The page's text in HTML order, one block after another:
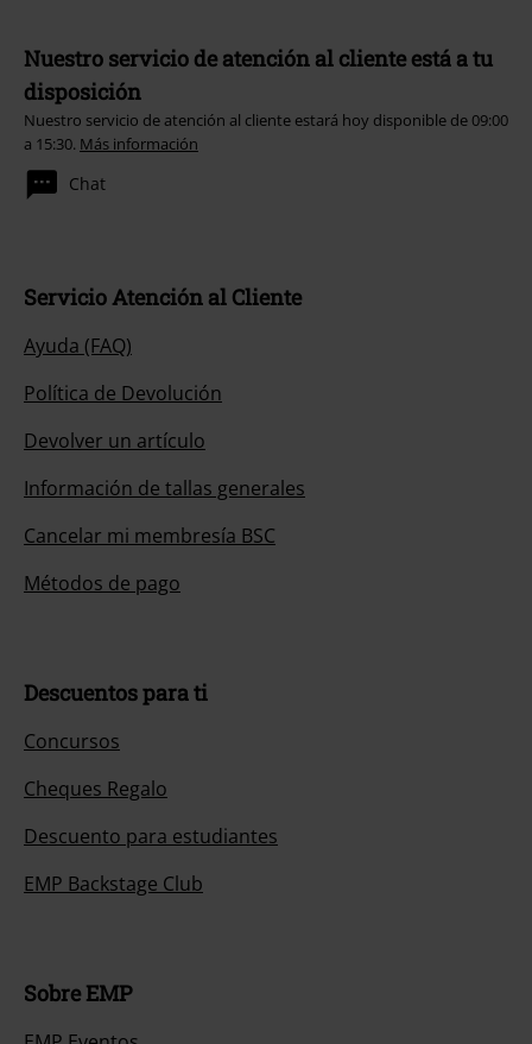
Nuestro servicio de atención al cliente está a tu
disposición
Nuestro servicio de atención al cliente estará hoy disponible de 09:00
a 15:30. Más información
Chat
Servicio Atención al Cliente
Ayuda (FAQ)
Política de Devolución
Devolver un artículo
Información de tallas generales
Cancelar mi membresía BSC
Métodos de pago
Descuentos para ti
Concursos
Cheques Regalo
Descuento para estudiantes
EMP Backstage Club
Sobre EMP